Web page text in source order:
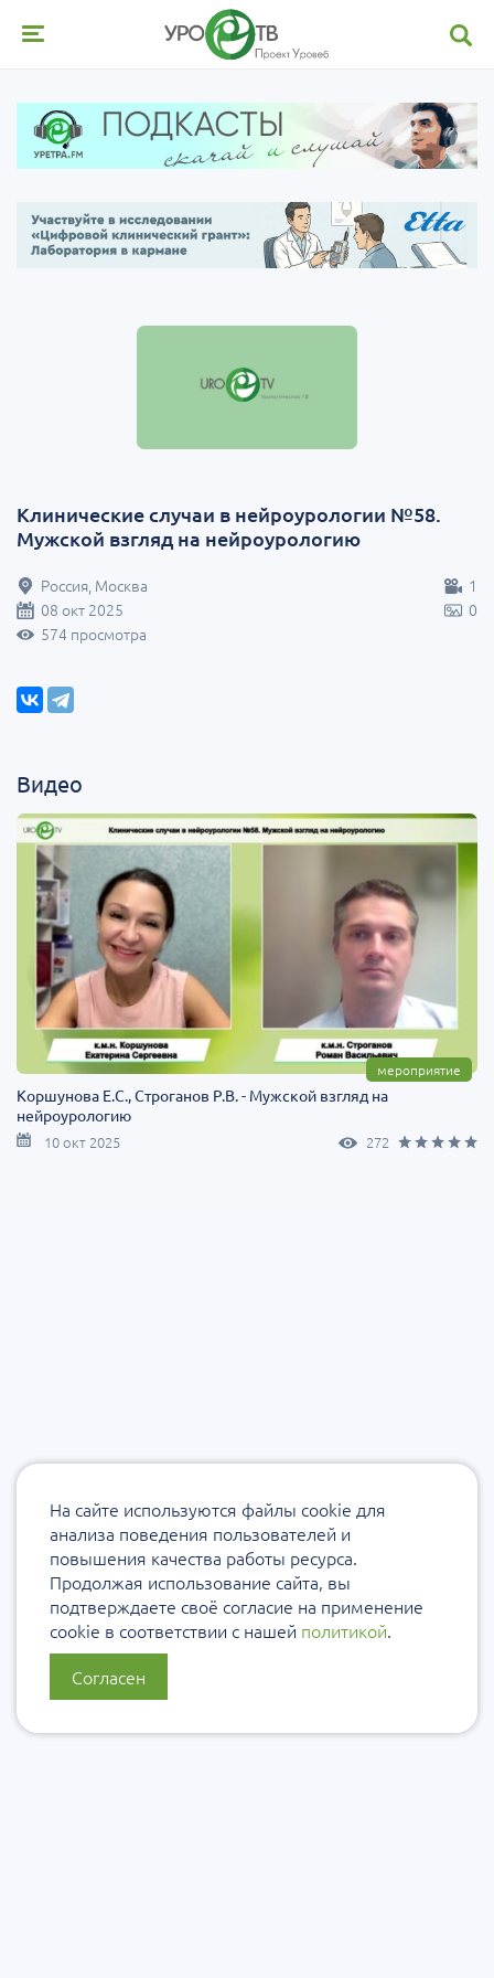
Клинические случаи в нейроурологии №58.
Мужской взгляд на нейроурологию
1
Россия, Москва
0
08 окт 2025
574 просмотра
Видео
мероприятие
Коршунова Е.С., Строганов Р.В. - Мужской взгляд на
нейроурологию
10 окт 2025 272
На сайте используются файлы cookie для
анализа поведения пользователей и
повышения качества работы ресурса.
Продолжая использование сайта, вы
подтверждаете своё согласие на применение
cookie в соответствии с нашей политикой.
Согласен